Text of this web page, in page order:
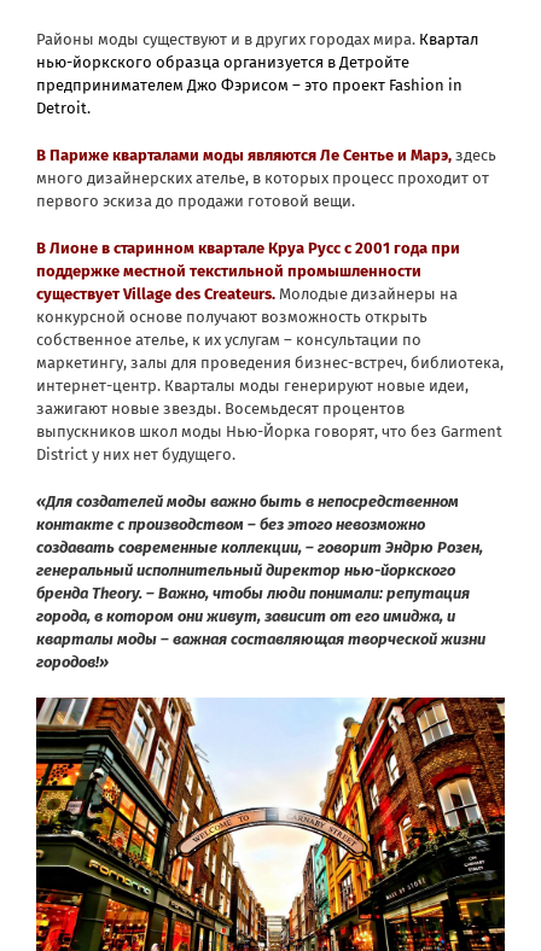
Районы моды существуют и в других городах мира. Квартал
нью-йоркского образца организуется в Детройте
предпринимателем Джо Фэрисом – это проект Fashion in
Detroit.
В Париже кварталами моды являются Ле Сентье и Марэ, здесь
много дизайнерских ателье, в которых процесс проходит от
первого эскиза до продажи готовой вещи.
В Лионе в старинном квартале Круа Русс с 2001 года при
поддержке местной текстильной промышленности
существует Village des Createurs. Молодые дизайнеры на
конкурсной основе получают возможность открыть
собственное ателье, к их услугам – консультации по
маркетингу, залы для проведения бизнес-встреч, библиотека,
интернет-центр. Кварталы моды генерируют новые идеи,
зажигают новые звезды. Восемьдесят процентов
выпускников школ моды Нью-Йорка говорят, что без Garment
District у них нет будущего.
«Для создателей моды важно быть в непосредственном
контакте с производством – без этого невозможно
создавать современные коллекции, – говорит Эндрю Розен,
генеральный исполнительный директор нью-йоркского
бренда Theory. – Важно, чтобы люди понимали: репутация
города, в котором они живут, зависит от его имиджа, и
кварталы моды – важная составляющая творческой жизни
городов!»